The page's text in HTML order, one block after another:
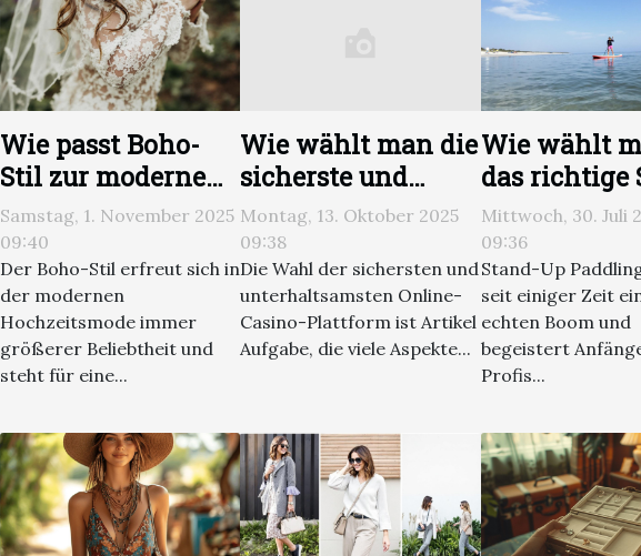
Wie passt Boho-
Stil zur modernen
Hochzeitsmode?
Samstag, 1. November 2025
09:40
Der Boho-Stil erfreut sich in
der modernen
Hochzeitsmode immer
größerer Beliebtheit und
steht für eine...
Wie wählt man die
sicherste und
unterhaltsamste
Online-Casino-
Plattform aus?
Montag, 13. Oktober 2025
09:38
Die Wahl der sichersten und
unterhaltsamsten Online-
Casino-Plattform ist Artikel
Aufgabe, die viele Aspekte...
Wie wählt
das richtige
Up Paddle
für
Mittwoch, 30. Juli
09:36
Stand-Up
seit einiger Zeit
echten Boom und
begeistert
Profis...